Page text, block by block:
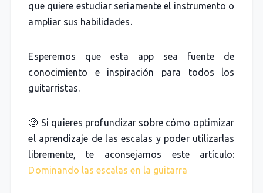
que quiere estudiar seriamente el instrumento o
ampliar sus habilidades.
Esperemos que esta app sea fuente de
conocimiento e inspiración para todos los
guitarristas.
🧐 Si quieres profundizar sobre cómo optimizar
el aprendizaje de las escalas y poder utilizarlas
libremente, te aconsejamos este artículo:
Dominando las escalas en la guitarra